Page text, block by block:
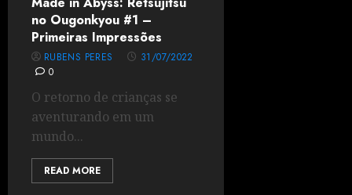
no Ougonkyou #1 –
Primeiras Impressões
RUBENS PERES
31/07/2022
0
O retorno de crianças se
aventurando em um
mundo...
READ MORE